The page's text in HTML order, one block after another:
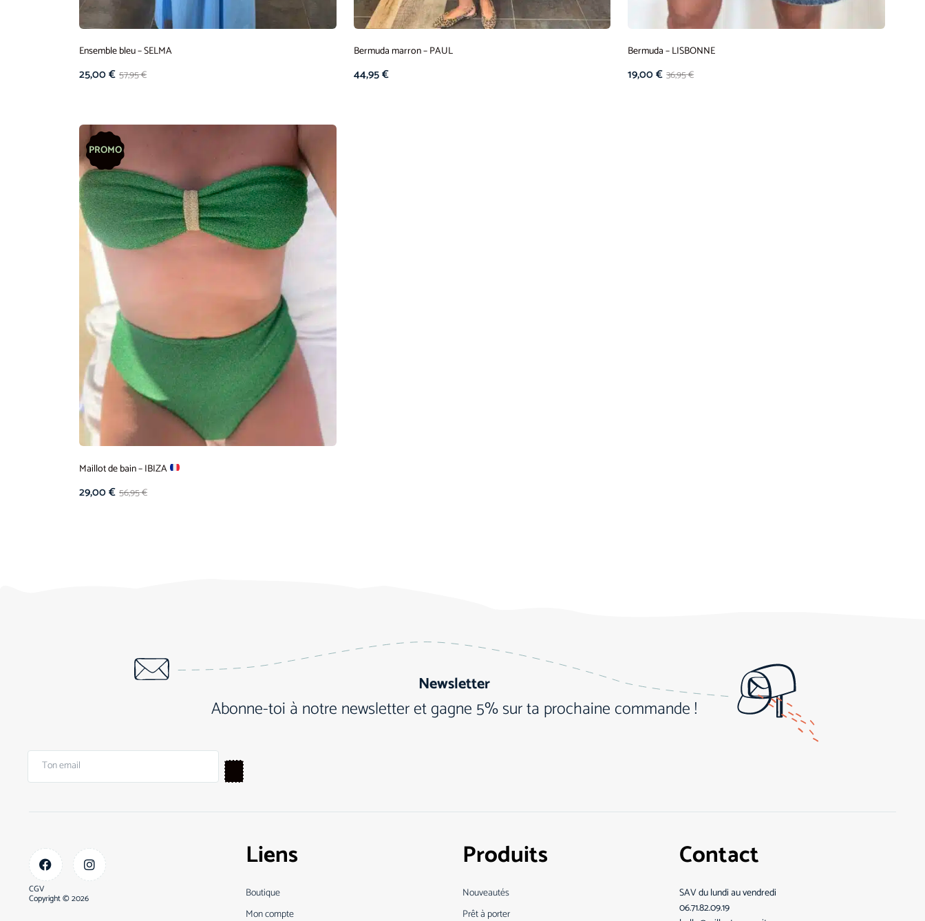
Ensemble bleu – SELMA
57,95€
25,00€
Bermuda marron – PAUL
44,95€
Bermuda – LISBONNE
36,95€
19,00€
PROMO
Maillot de bain – IBIZA
56,95€
29,00€
Newsletter
Abonne-toi à notre newsletter et gagne 5% sur ta prochaine commande !
CGV
Copyright © 2026
Liens
Boutique
Mon compte
Produits
Nouveautés
Prêt à porter
Contact
SAV du lundi au vendredi
06.71.82.09.19